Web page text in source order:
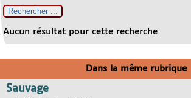
Aucun résultat pour cette recherche
Dans la même rubrique
Sauvage